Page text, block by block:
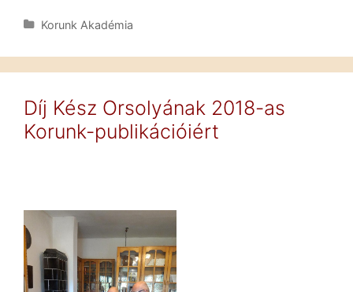
kísérletek
a
álláspont:
Fodor
János
Kategória
Korunk Akadémia
Díj Kész Orsolyának 2018-as
Korunk-publikációiért